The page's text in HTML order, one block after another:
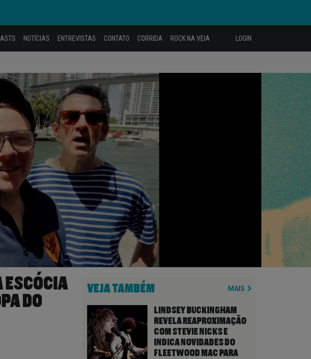
NOTÍCIAS ENTREVISTAS CONTATO CORRIDA ROCK NA VEIA LOGIN
ESCÓCIA
DO
VEJA TAMBÉM MAIS
LINDSEY BUCKINGHAM
REVELA REAPROXIMAÇÃO
COM STEVIE NICKS E
INDICA NOVIDADES DO
FLEETWOOD MAC PARA